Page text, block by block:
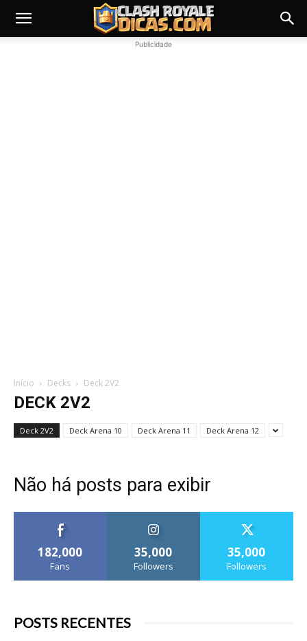
Publicidade
Início Decks Deck 2V2
DECK 2V2
Deck 2V2 Deck Arena 10 Deck Arena 11 Deck Arena 12
Não há posts para exibir
182,000
Fans
35,000
Followers
35,000
Followers
POSTS RECENTES